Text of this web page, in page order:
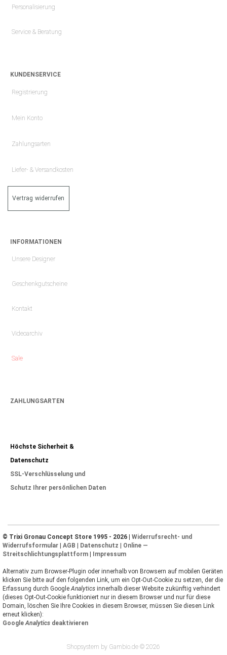
Personalisierung
Service & Beratung
KUNDENSERVICE
Registrierung
Mein Konto
Zahlungsarten
Liefer- & Versandkosten
Vertrag widerrufen
INFORMATIONEN
Unsere Designer
Geschenkgutscheine
Kontakt
Videoarchiv
Sale
ZAHLUNGSARTEN
Höchste Sicherheit &
Datenschutz
SSL-Verschlüsselung und
Schutz Ihrer persönlichen Daten
© Trixi Gronau Concept Store 1995 - 2026 | Widerrufsrecht- und
Widerrufsformular | AGB | Datenschutz | Online —
Streitschlichtungsplattform | Impressum
Alternativ zum Browser-Plugin oder innerhalb von Browsern auf mobilen Geräten
klicken Sie bitte auf den folgenden Link, um ein Opt-Out-Cookie zu setzen, der die
Erfassung durch Google Analytics innerhalb dieser Website zukünftig verhindert
(dieses Opt-Out-Cookie funktioniert nur in diesem Browser und nur für diese
Domain, löschen Sie Ihre Cookies in diesem Browser, müssen Sie diesen Link
erneut klicken):
Google Analytics deaktivieren
Shopsystem by Gambio.de © 2026